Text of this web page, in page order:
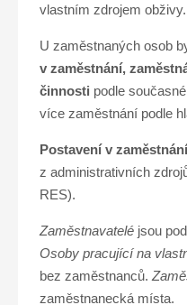
vlastním zdrojem obživy.
U zaměstnaných osob
v zaměstnání,
činnosti podle
více zaměstnání podle
Postavení v zaměstnání
z administrativních
RES).
Zaměstnavatelé jsou
Osoby pracující na
bez zaměstnanců.
zaměstnanecká místa.